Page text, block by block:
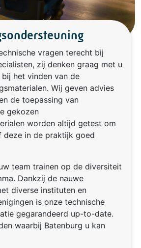
vragen terecht bij
zij denken graag met u
bij het vinden van de
Wij geven advies
de toepassing van
gekozen
worden altijd getest om
deze in de praktijk goed
team trainen op de diversiteit
Dankzij de nauwe
diverse instituten en
is onze technische
gegarandeerd up-to-date.
waarbij Batenburg u kan